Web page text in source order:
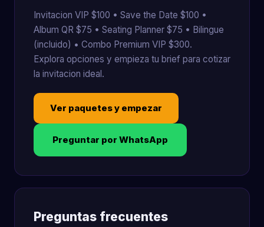
Invitacion VIP $100 • Save the Date $100 •
Album QR $75 • Seating Planner $75 • Bilingue
(incluido) • Combo Premium VIP $300.
Explora opciones y empieza tu brief para cotizar
la invitacion ideal.
Ver paquetes y empezar
Preguntar por WhatsApp
Preguntas frecuentes